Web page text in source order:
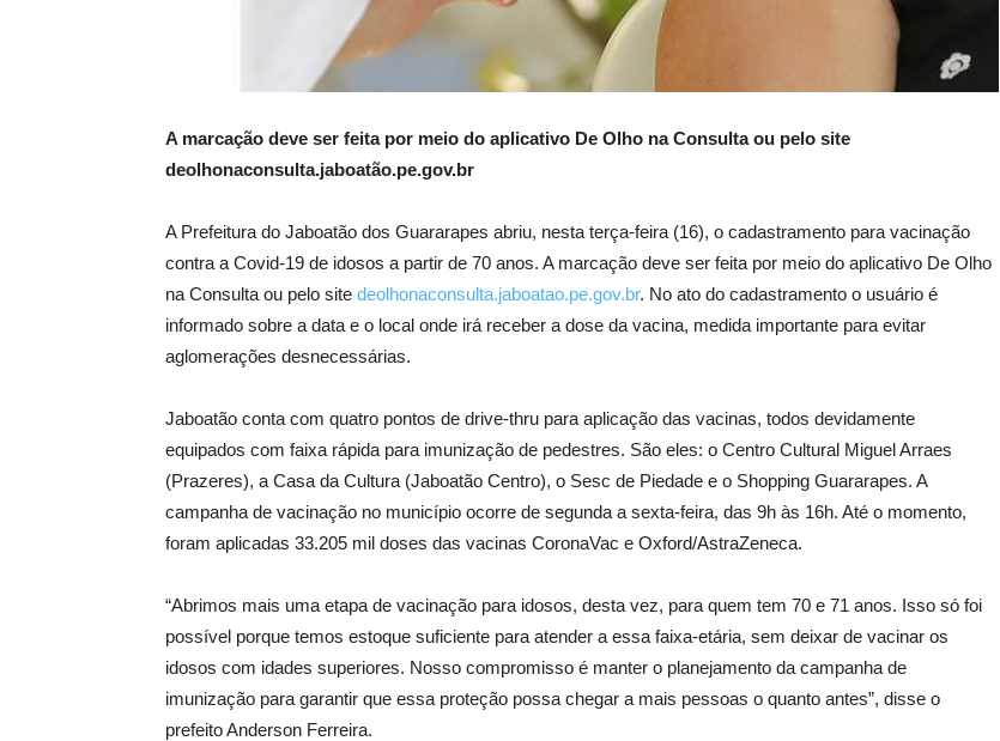
A marcação deve ser feita por meio do aplicativo De Olho na Consulta ou pelo site
deolhonaconsulta.jaboatão.pe.gov.br
A Prefeitura do Jaboatão dos Guararapes abriu, nesta terça-feira (16), o cadastramento para vacinação
contra a Covid-19 de idosos a partir de 70 anos. A marcação deve ser feita por meio do aplicativo De Olho
na Consulta ou pelo site deolhonaconsulta.jaboatao.pe.gov.br. No ato do cadastramento o usuário é
informado sobre a data e o local onde irá receber a dose da vacina, medida importante para evitar
aglomerações desnecessárias.
Jaboatão conta com quatro pontos de drive-thru para aplicação das vacinas, todos devidamente
equipados com faixa rápida para imunização de pedestres. São eles: o Centro Cultural Miguel Arraes
(Prazeres), a Casa da Cultura (Jaboatão Centro), o Sesc de Piedade e o Shopping Guararapes. A
campanha de vacinação no município ocorre de segunda a sexta-feira, das 9h às 16h. Até o momento,
foram aplicadas 33.205 mil doses das vacinas CoronaVac e Oxford/AstraZeneca.
“Abrimos mais uma etapa de vacinação para idosos, desta vez, para quem tem 70 e 71 anos. Isso só foi
possível porque temos estoque suficiente para atender a essa faixa-etária, sem deixar de vacinar os
idosos com idades superiores. Nosso compromisso é manter o planejamento da campanha de
imunização para garantir que essa proteção possa chegar a mais pessoas o quanto antes”, disse o
prefeito Anderson Ferreira.